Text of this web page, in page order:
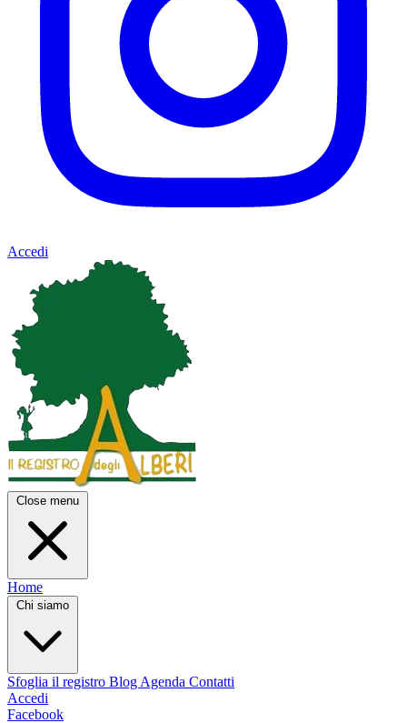
Accedi
Close menu
Home
Chi siamo
Sfoglia il registro Blog Agenda Contatti
Accedi
Facebook